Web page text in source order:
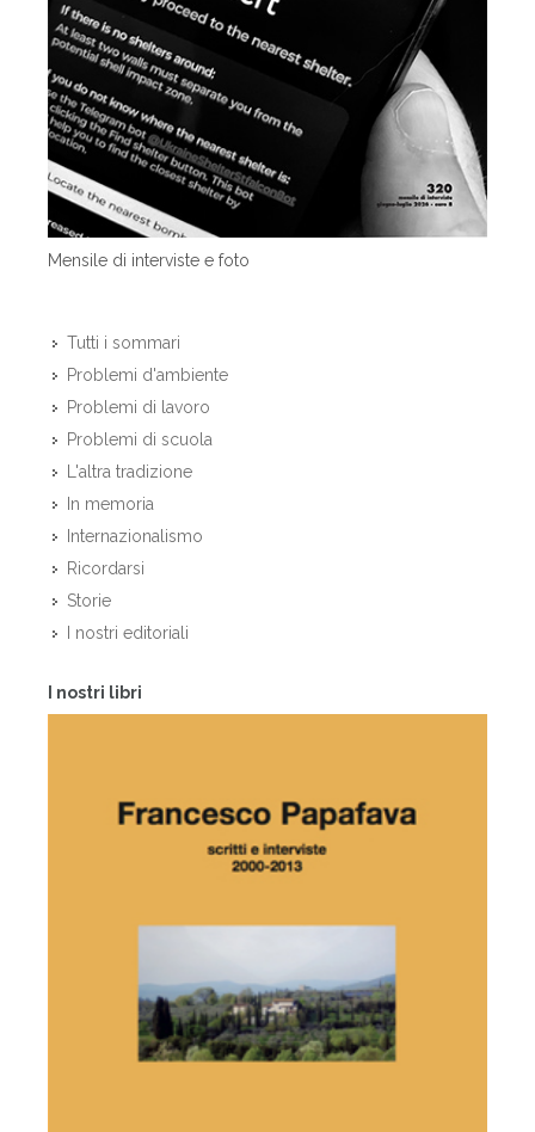
Mensile di interviste e foto
Tutti i sommari
Problemi d'ambiente
Problemi di lavoro
Problemi di scuola
L'altra tradizione
In memoria
Internazionalismo
Ricordarsi
Storie
I nostri editoriali
I nostri libri